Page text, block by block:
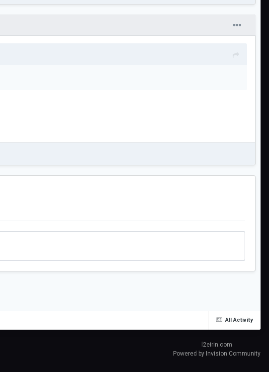
All Activity
l2eirin.com
Powered by Invision Community